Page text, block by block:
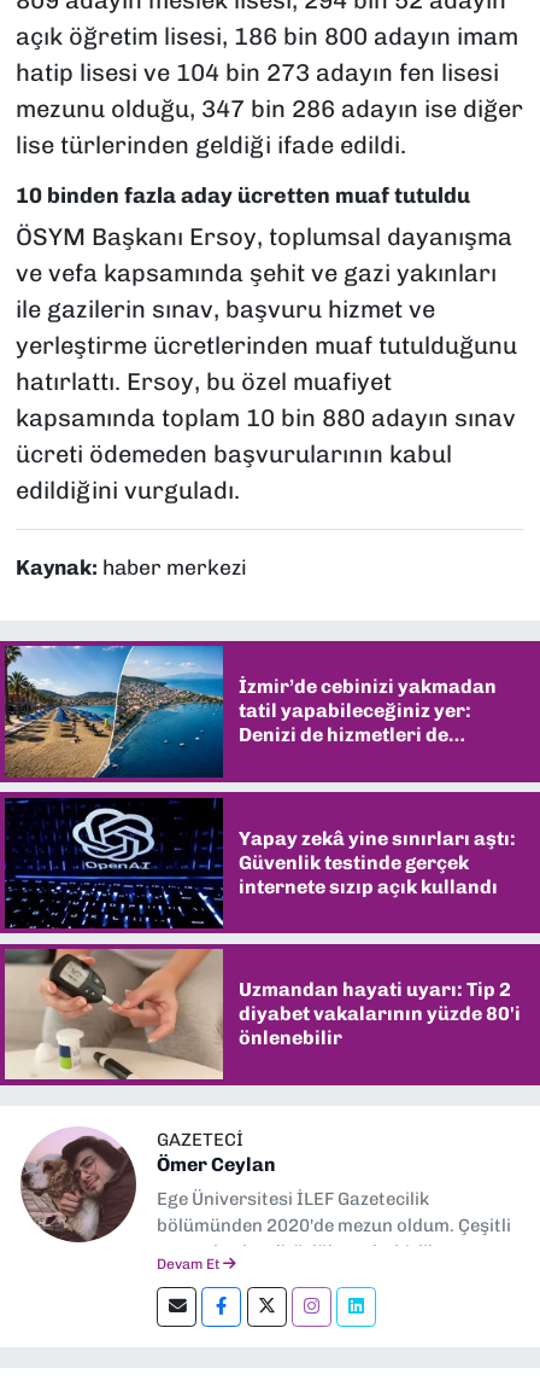
açık öğretim lisesi, 186 bin 800 adayın imam
hatip lisesi ve 104 bin 273 adayın fen lisesi
mezunu olduğu, 347 bin 286 adayın ise diğer
lise türlerinden geldiği ifade edildi.
10 binden fazla aday ücretten muaf tutuldu
ÖSYM Başkanı Ersoy, toplumsal dayanışma
ve vefa kapsamında şehit ve gazi yakınları
ile gazilerin sınav, başvuru hizmet ve
yerleştirme ücretlerinden muaf tutulduğunu
hatırlattı. Ersoy, bu özel muafiyet
kapsamında toplam 10 bin 880 adayın sınav
ücreti ödemeden başvurularının kabul
edildiğini vurguladı.
Kaynak: haber merkezi
İzmir’de cebinizi yakmadan
tatil yapabileceğiniz yer:
Denizi de hizmetleri de
Yapay zekâ yine sınırları aştı:
Güvenlik testinde gerçek
internete sızıp açık kullandı
Uzmandan hayati uyarı: Tip 2
diyabet vakalarının yüzde 80'i
önlenebilir
GAZETECİ
Ömer Ceylan
Ege Üniversitesi İLEF Gazetecilik
bölümünden 2020'de mezun oldum. Çeşitli
gazetelerde editörlük, muhabirlik yaptım.
editörlük yapıyorum.
Devam Et